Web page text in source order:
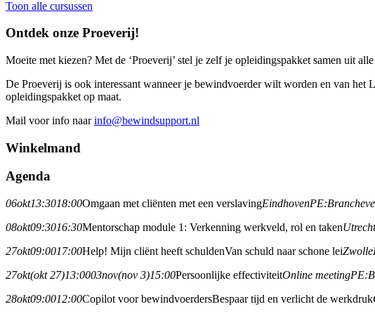
Toon alle cursussen
Ontdek onze Proeverij!
Moeite met kiezen? Met de ‘Proeverij’ stel je zelf je opleidingspakket samen uit alle
De Proeverij is ook interessant wanneer je bewindvoerder wilt worden en van
opleidingspakket op maat.
Mail voor info naarinfo@bewindsupport.nl
Winkelmand
Agenda
06okt13:3018:00Omgaan met cliënten met een verslavingEindhovenPE:
08okt09:3016:30Mentorschap module 1: Verkenning werkveld, rol en takenUtrecht
27okt09:0017:00Help! Mijn cliënt heeft schuldenVan schuld naar schone leiZwolle
27okt(okt 27)13:0003nov(nov 3)15:00Persoonlijke effectiviteitOnline meetingPE:
28okt09:0012:00Copilot voor bewindvoerdersBespaar tijd en verlicht de werkdruk